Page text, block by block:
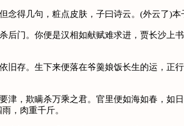
得几句，粧点皮肤，子曰诗云。(外云了)本
门。你便是汉相如献赋难求进，贾长沙上
存。生下来便落在爷羹娘饭长生的运，正
，欺瞒杀万乘之君。官里便如海如春，如
，肉重千斤。